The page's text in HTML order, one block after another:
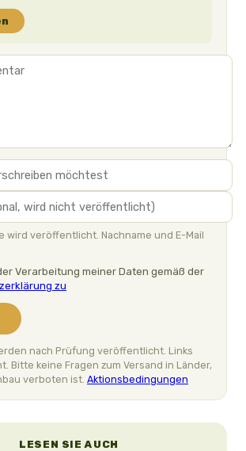
wird veröffentlicht. Nachname und E-Mail
Verarbeitung meiner Daten gemäß der
zu
nach Prüfung veröffentlicht. Links
Bitte keine Fragen zum Versand in Länder,
verboten ist. Aktionsbedingungen
LESEN SIE AUCH